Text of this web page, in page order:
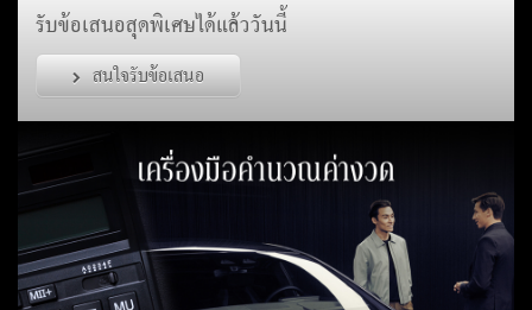
รับข้อเสนอสุดพิเศษได้แล้ววันนี้
สนใจรับข้อเสนอ